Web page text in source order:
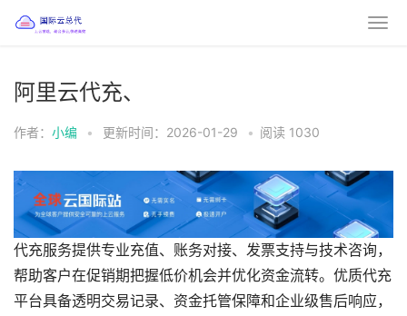
阿里云代充、
作者： 小编 • 更新时间：2026-01-29 • 阅读 1030
代充服务提供专业充值、账务对接、发票支持与技术咨询，
帮助客户在促销期把握低价机会并优化资金流转。优质代充
平台具备透明交易记录、资金托管保障和企业级售后响应，